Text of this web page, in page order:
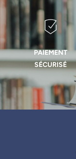
PAIEMENT
SÉCURISÉ